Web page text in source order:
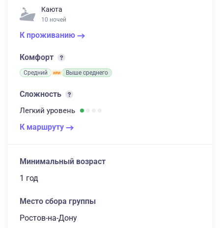
Каюта
10 ночей
К проживанию
Комфорт
Средний Выше среднего
Сложность
Легкий уровень
К маршруту
Минимальный возраст
1 год
Место сбора группы
Ростов-на-Дону